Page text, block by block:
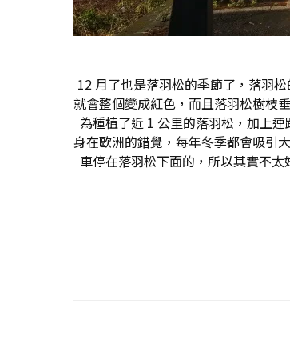
12 月了也是落羽松的季節了，落羽
就會整個變成紅色，而且落羽松樹枝
為種植了近 1 公里的落羽松，加上
身在歐洲的錯覺，每年冬季都會吸引
車停在落羽松下面的，所以其實不